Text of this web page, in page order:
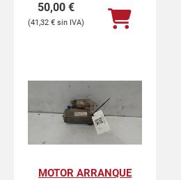
50,00 €
41,32 €
MOTOR ARRANQUE